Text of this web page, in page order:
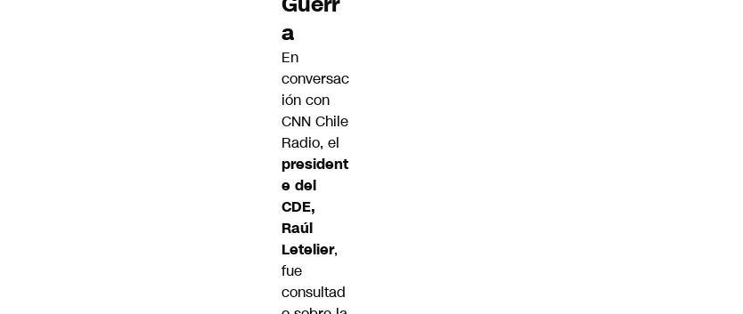
a
En
conversac
ión con
CNN Chile
Radio, el
president
e del
CDE,
Raúl
Letelier,
fue
consultad